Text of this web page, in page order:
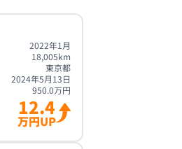
2022年1月
18,005km
東京都
2024年5月13日
950.0万円
12.4
万円UP